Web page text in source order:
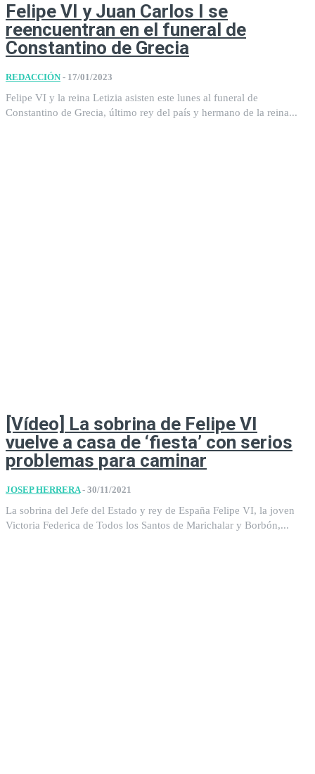
Felipe VI y Juan Carlos I se
reencuentran en el funeral de
Constantino de Grecia
REDACCIÓN - 17/01/2023
Felipe VI y la reina Letizia asisten este lunes al funeral de
Constantino de Grecia, último rey del país y hermano de la reina...
[Vídeo] La sobrina de Felipe VI
vuelve a casa de ‘fiesta’ con serios
problemas para caminar
JOSEP HERRERA - 30/11/2021
La sobrina del Jefe del Estado y rey de España Felipe VI, la joven
Victoria Federica de Todos los Santos de Marichalar y Borbón,...